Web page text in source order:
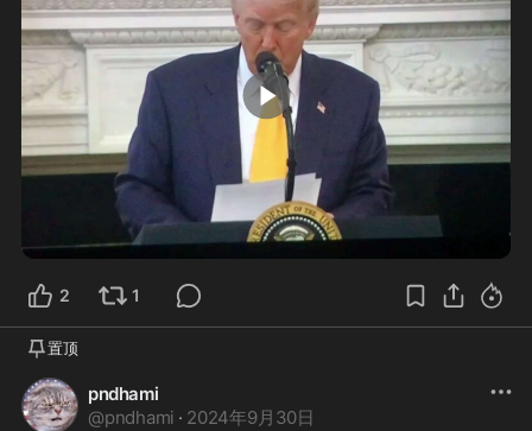
2 1
置顶
pndhami
@pndhami · 2024年9月30日